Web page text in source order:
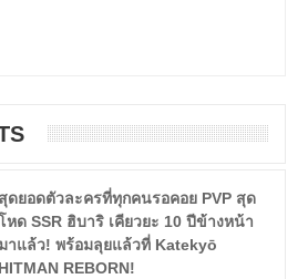
สุดยอดตัวละครที่ทุกคนรอคอย PVP สุด
หด SSR ฮิบาริ เคียวยะ 10 ปีข้างหน้า
มาแล้ว! พร้อมลุยแล้วที่ Katekyō
HITMAN REBORN!